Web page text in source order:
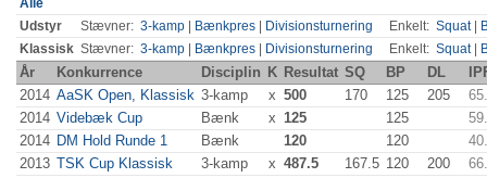
Alle
Udstyr
Stævner: 3-kamp Bænkpres Divisionsturnering Enkelt: Squat|
Klassisk Stævner: 3-kamp Bænkpres Divisionsturnering Enkelt: Squat|
År Konkurrence Disciplin K Resultat SQ BP DL
2014 AaSK Open, Klassisk 3-kamp x 500 170 125 205
2014 Videbæk Cup Bænk x 125 125
2014 DM Hold Runde 1 Bænk 120 120
2013 TSK Cup Klassisk 3-kamp x 487.5 167.5 120 200